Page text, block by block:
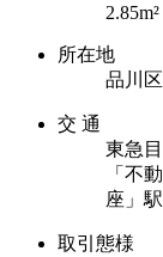
2.85m²
所在地
品川
交 通
東急
「不
座」
取引態様